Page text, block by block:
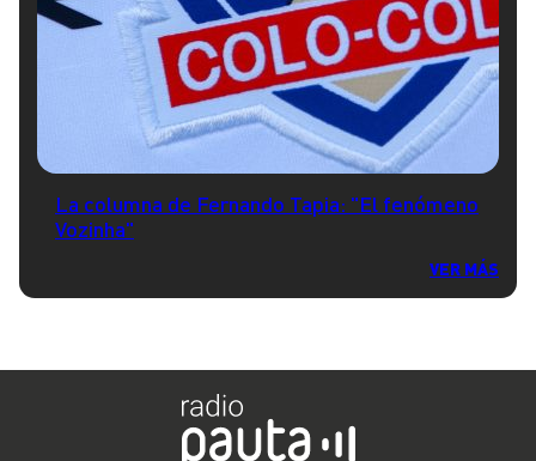
La columna de Fernando Tapia: "El fenómeno
Vozinha"
VER MÁS